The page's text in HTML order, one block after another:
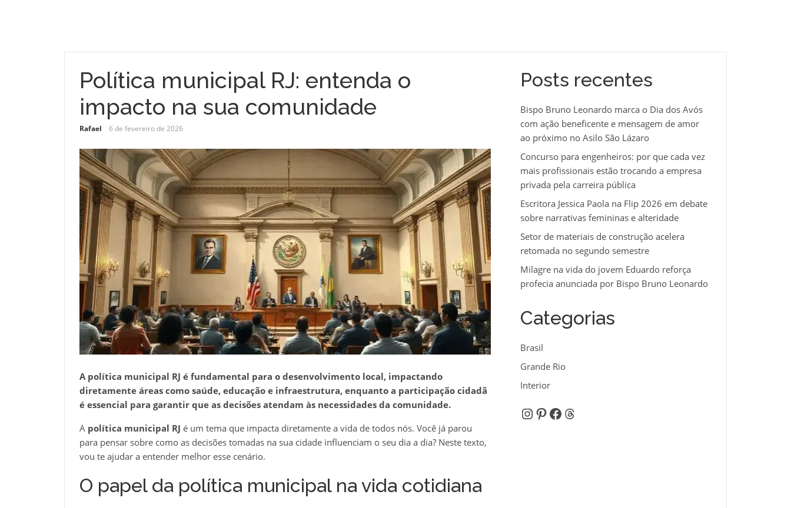
Política municipal RJ: entenda o
impacto na sua comunidade
Rafael 6 de fevereiro de 2026
A política municipal RJ é fundamental para o desenvolvimento local, impactando
diretamente áreas como saúde, educação e infraestrutura, enquanto a participação cidadã
é essencial para garantir que as decisões atendam às necessidades da comunidade.
A política municipal RJ é um tema que impacta diretamente a vida de todos nós. Você já parou
para pensar sobre como as decisões tomadas na sua cidade influenciam o seu dia a dia? Neste texto,
vou te ajudar a entender melhor esse cenário.
O papel da política municipal na vida cotidiana
Posts recentes
Bispo Bruno Leonardo marca o Dia dos Avós
com ação beneficente e mensagem de amor
ao próximo no Asilo São Lázaro
Concurso para engenheiros: por que cada vez
mais profissionais estão trocando a empresa
privada pela carreira pública
Escritora Jessica Paola na Flip 2026 em debate
sobre narrativas femininas e alteridade
Setor de materiais de construção acelera
retomada no segundo semestre
Milagre na vida do jovem Eduardo reforça
profecia anunciada por Bispo Bruno Leonardo
Categorias
Brasil
Grande Rio
Interior
Instagram
Pinterest
Facebook
Threads